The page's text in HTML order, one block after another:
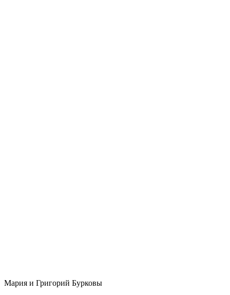
Мария и Григорий Бурковы